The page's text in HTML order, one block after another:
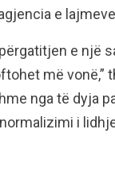
e
e një
më vonë,”
nga të dyja
i